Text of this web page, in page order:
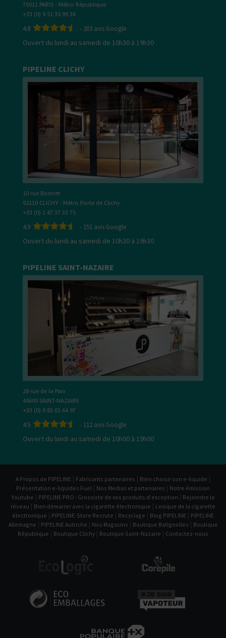
75011 PARIS - Métro République
+33 (0) 9 51 35 99 36
4.8 - 203 avis Google
Ouvert du lundi au samedi de 10h30 à 19h30
PIPELINE CLICHY
10 rue Bonnet
92110 CLICHY - Métro Porte de Clichy
+33 (0) 1 47 37 33 75
4.9 - 151 avis Google
Ouvert du lundi au samedi de 10h30 à 19h30
PIPELINE SAINT-NAZAIRE
28 rue de la Paix
44600 SAINT-NAZAIRE
+33 (0) 9 83 01 64 97
4.5 - 112 avis Google
Ouvert du lundi au samedi de 10h00 à 19h00
A Propos de PIPELINE | Fabricants partenaires | Bien choisir son e-liquide |
Présentation e-liquides Fuel | Nos Medias et partenaires | Notre émission
Youtube | PIPELINE PRO : Grossiste de vos produits d'exception | Rejoindre le
réseau | Bien démarrer avec la cigarette électronique | Lexique de la cigarette
électronique | PIPELINE-Store Recrute | Recyclage | Blog PIPELINE | PIPELINE
Allemagne | PIPELINE Autriche | Nos Magasins | Boutique Batignolles | Boutique
République | Boutique Clichy | Boutique Saint-Nazaire | Contactez-nous